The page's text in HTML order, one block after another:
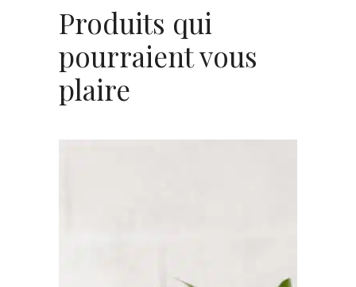
Produits qui
pourraient vous
plaire